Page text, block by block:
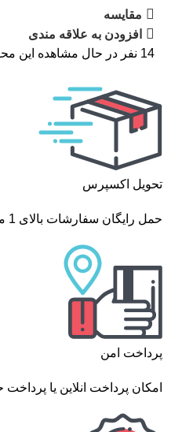
مقایسه
افزودن به علاقه مندی
14 نفر در حال مشاهده این
تحویل اکسپرس
حمل رایگان سفارشات بالای 1 میلیون تومان
پرداخت امن
امکان پرداخت انلاین یا